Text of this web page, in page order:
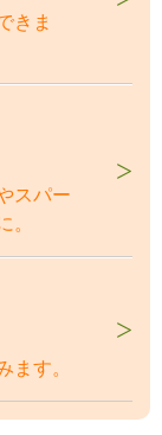
きま
スパー
。
ます。